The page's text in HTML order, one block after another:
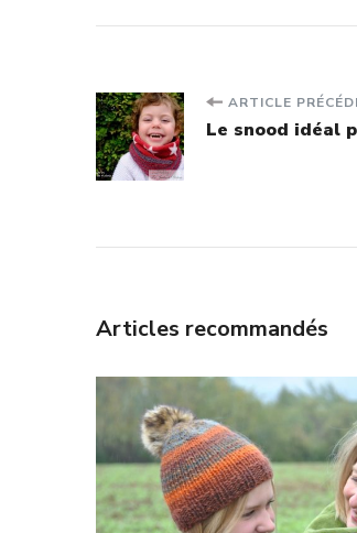
Navigation
d'article
ARTICLE
Le snood idéal
Articles recommandés